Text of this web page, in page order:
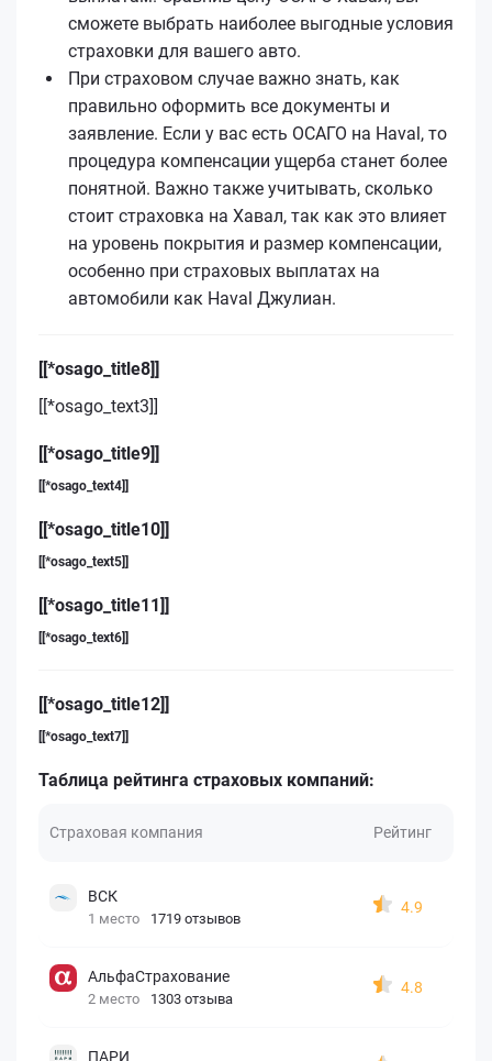
сможете выбрать наиболее выгодные условия
страховки для вашего авто.
При страховом случае важно знать, как
правильно оформить все документы и
заявление. Если у вас есть ОСАГО на Haval, то
процедура компенсации ущерба станет более
понятной. Важно также учитывать, сколько
стоит страховка на Хавал, так как это влияет
на уровень покрытия и размер компенсации,
особенно при страховых выплатах на
автомобили как Haval Джулиан.
[[*osago_title8]]
[[*osago_text3]]
[[*osago_title9]]
[[*osago_text4]]
[[*osago_title10]]
[[*osago_text5]]
[[*osago_title11]]
[[*osago_text6]]
[[*osago_title12]]
[[*osago_text7]]
Таблица рейтинга страховых компаний:
Страховая компания Рейтинг
ВСК
1 место 1719 отзывов
4.9
АльфаСтрахование
2 место 1303 отзыва
4.8
ПАРИ